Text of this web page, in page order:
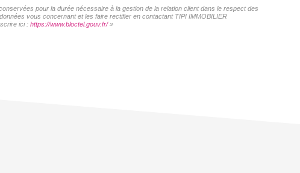
pour la durée nécessaire à la gestion de la relation client dans le respect des
vous concernant et les faire rectifier en contactant TIPI IMMOBILIER
ici : https://www.bloctel.gouv.fr/»